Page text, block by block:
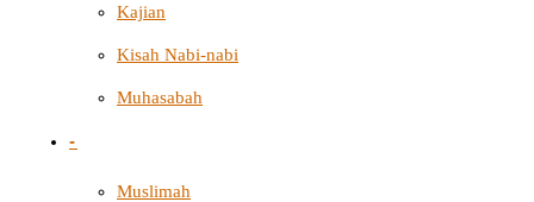
Kajian
Kisah Nabi-nabi
Muhasabah
-
Muslimah